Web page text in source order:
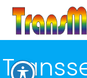
Zum
Inhalt
springen